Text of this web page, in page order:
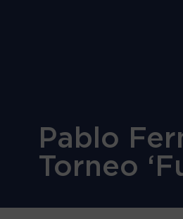
Pablo
Torneo